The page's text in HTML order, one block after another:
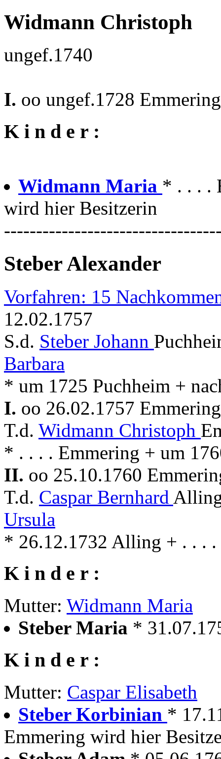
Widmann Christoph
ungef.1740
I. oo ungef.1728 Emmering
K i n d e r :
Widmann Maria * . . . .
wird hier Besitzerin
Steber Alexander
Vorfahren: 15
12.02.1757
S.d. Steber Johann
Barbara
* um 1725 Puchheim +
I. oo 26.02.1757
T.d. Widmann Christoph
* . . . . Emmering + um
II. oo 25.10.1760
T.d. Caspar Bernhard
Ursula
* 26.12.1732 Alling + . . . .
K i n d e r :
Mutter: Widmann Maria
Steber Maria *
K i n d e r :
Mutter: Caspar Elisabeth
Steber Korbinian *
Emmering wird hier